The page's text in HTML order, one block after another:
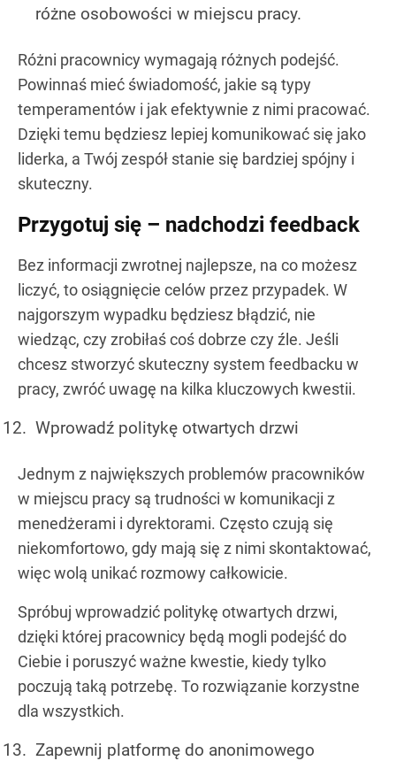
różne osobowości w miejscu pracy.
Różni pracownicy wymagają różnych podejść.
Powinnaś mieć świadomość, jakie są typy
temperamentów i jak efektywnie z nimi pracować.
Dzięki temu będziesz lepiej komunikować się jako
liderka, a Twój zespół stanie się bardziej spójny i
skuteczny.
Przygotuj się – nadchodzi feedback
Bez informacji zwrotnej najlepsze, na co możesz
liczyć, to osiągnięcie celów przez przypadek. W
najgorszym wypadku będziesz błądzić, nie
wiedząc, czy zrobiłaś coś dobrze czy źle. Jeśli
chcesz stworzyć skuteczny system feedbacku w
pracy, zwróć uwagę na kilka kluczowych kwestii.
Wprowadź politykę otwartych drzwi
Jednym z największych problemów pracowników
w miejscu pracy są trudności w komunikacji z
menedżerami i dyrektorami. Często czują się
niekomfortowo, gdy mają się z nimi skontaktować,
więc wolą unikać rozmowy całkowicie.
Spróbuj wprowadzić politykę otwartych drzwi,
dzięki której pracownicy będą mogli podejść do
Ciebie i poruszyć ważne kwestie, kiedy tylko
poczują taką potrzebę. To rozwiązanie korzystne
dla wszystkich.
Zapewnij platformę do anonimowego